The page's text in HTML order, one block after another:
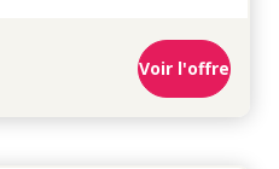
Voir l'offre